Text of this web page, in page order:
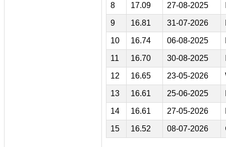
8 17.09 27-08-2025
9 16.81 31-07-2026
10 16.74 06-08-2025
11 16.70 30-08-2025
12 16.65 23-05-2026
13 16.61 25-06-2025
14 16.61 27-05-2026
15 16.52 08-07-2026